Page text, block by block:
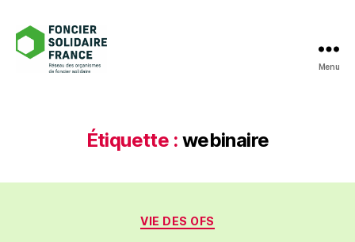
Menu
Étiquette : webinaire
Catégories
VIE DES OFS